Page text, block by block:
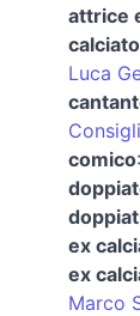
attrice
Luca
comico:
ex
ex
Marco